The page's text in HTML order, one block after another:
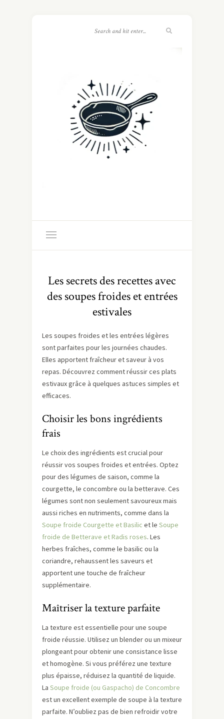
Les secrets des recettes avec
des soupes froides et entrées
estivales
Les soupes froides et les entrées légères
sont parfaites pour les journées chaudes.
Elles apportent fraîcheur et saveur à vos
repas. Découvrez comment réussir ces plats
estivaux grâce à quelques astuces simples et
efficaces.
Choisir les bons ingrédients
frais
Le choix des ingrédients est crucial pour
réussir vos soupes froides et entrées. Optez
pour des légumes de saison, comme la
courgette, le concombre ou la betterave. Ces
légumes sont non seulement savoureux mais
aussi riches en nutriments, comme dans la
Soupe froide Courgette et Basilic et le Soupe
froide de Betterave et Radis roses. Les
herbes fraîches, comme le basilic ou la
coriandre, rehaussent les saveurs et
apportent une touche de fraîcheur
supplémentaire.
Maîtriser la texture parfaite
La texture est essentielle pour une soupe
froide réussie. Utilisez un blender ou un mixeur
plongeant pour obtenir une consistance lisse
et homogène. Si vous préférez une texture
plus épaisse, réduisez la quantité de liquide.
La Soupe froide (ou Gaspacho) de Concombre
est un excellent exemple de soupe à la texture
parfaite. N’oubliez pas de bien refroidir votre